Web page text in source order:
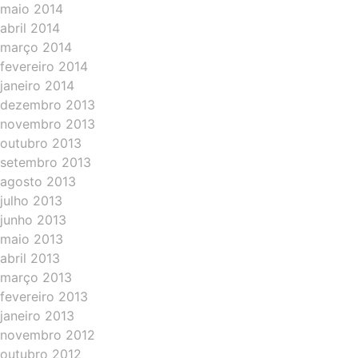
maio 2014
abril 2014
março 2014
fevereiro 2014
janeiro 2014
dezembro 2013
novembro 2013
outubro 2013
setembro 2013
agosto 2013
julho 2013
junho 2013
maio 2013
abril 2013
março 2013
fevereiro 2013
janeiro 2013
novembro 2012
outubro 2012